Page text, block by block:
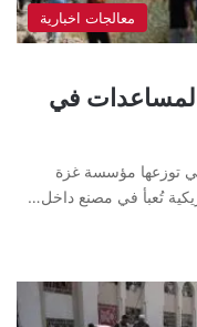
معالجات اخبارية
المساعدات في
توزعها مؤسسة غزة